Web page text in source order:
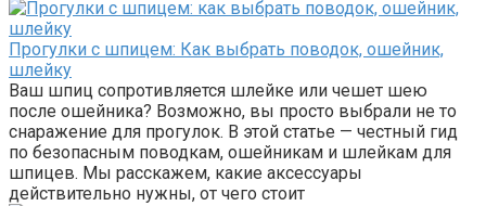
Прогулки с шпицем: Как выбрать поводок, ошейник,
шлейку
Ваш шпиц сопротивляется шлейке или чешет шею
после ошейника? Возможно, вы просто выбрали не то
снаражение для прогулок. В этой статье — честный гид
по безопасным поводкам, ошейникам и шлейкам для
шпицев. Мы расскажем, какие аксессуары
действительно нужны, от чего стоит